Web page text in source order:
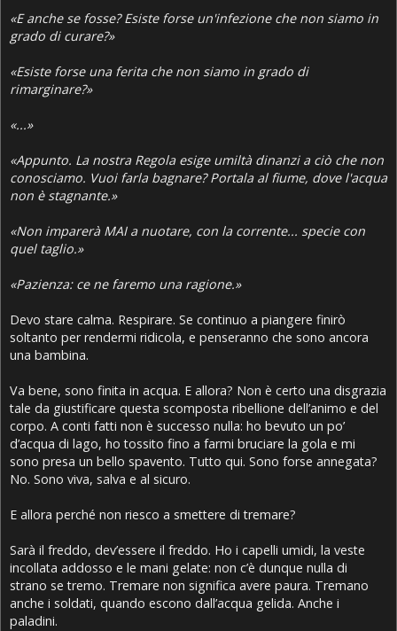
«E anche se fosse? Esiste forse un'infezione che non siamo in
grado di curare?»
«Esiste forse una ferita che non siamo in grado di
rimarginare?»
«...»
«Appunto. La nostra Regola esige umiltà dinanzi a ciò che non
conosciamo. Vuoi farla bagnare? Portala al fiume, dove l'acqua
non è stagnante.»
«Non imparerà MAI a nuotare, con la corrente... specie con
quel taglio.»
«Pazienza: ce ne faremo una ragione.»
Devo stare calma. Respirare. Se continuo a piangere finirò
soltanto per rendermi ridicola, e penseranno che sono ancora
una bambina.
Va bene, sono finita in acqua. E allora? Non è certo una disgrazia
tale da giustificare questa scomposta ribellione dell’animo e del
corpo. A conti fatti non è successo nulla: ho bevuto un po’
d’acqua di lago, ho tossito fino a farmi bruciare la gola e mi
sono presa un bello spavento. Tutto qui. Sono forse annegata?
No. Sono viva, salva e al sicuro.
E allora perché non riesco a smettere di tremare?
Sarà il freddo, dev’essere il freddo. Ho i capelli umidi, la veste
incollata addosso e le mani gelate: non c’è dunque nulla di
strano se tremo. Tremare non significa avere paura. Tremano
anche i soldati, quando escono dall’acqua gelida. Anche i
paladini.